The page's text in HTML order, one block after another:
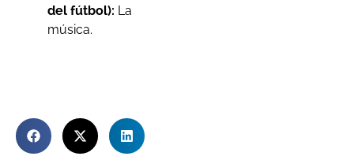
del fútbol): La
música.